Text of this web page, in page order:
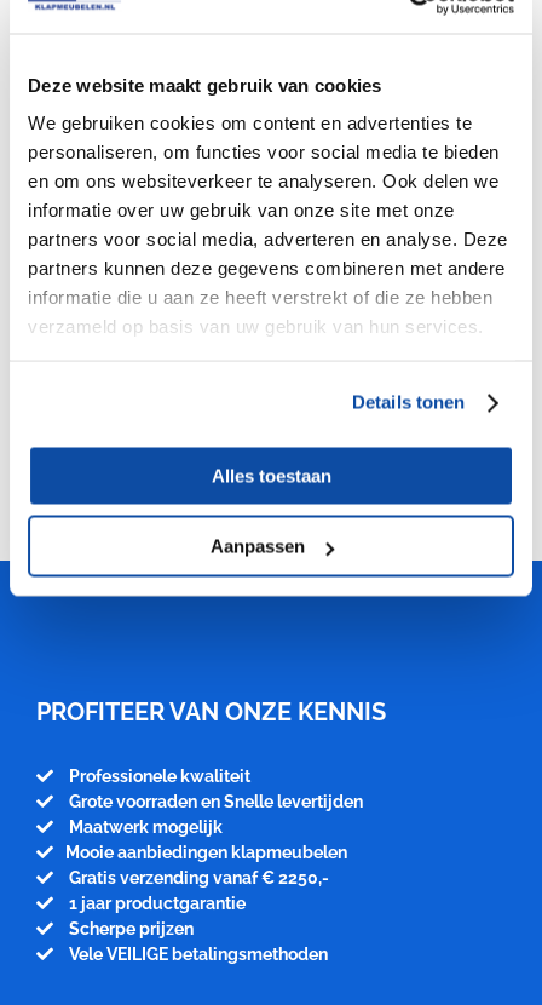
Deze website maakt gebruik van cookies
We gebruiken cookies om content en advertenties te
personaliseren, om functies voor social media te bieden
en om ons websiteverkeer te analyseren. Ook delen we
informatie over uw gebruik van onze site met onze
partners voor social media, adverteren en analyse. Deze
partners kunnen deze gegevens combineren met andere
informatie die u aan ze heeft verstrekt of die ze hebben
verzameld op basis van uw gebruik van hun services.
Details tonen
Alles toestaan
Aanpassen
Schaarklem voor klaptafel U voet schaarklem en
PROFITEER VAN ONZE KENNIS
Professionele kwaliteit
Grote voorraden en Snelle levertijden
Maatwerk mogelijk
Mooie aanbiedingen klapmeubelen
Gratis verzending vanaf € 2250,-
1 jaar productgarantie
Scherpe prijzen
Vele VEILIGE betalingsmethoden